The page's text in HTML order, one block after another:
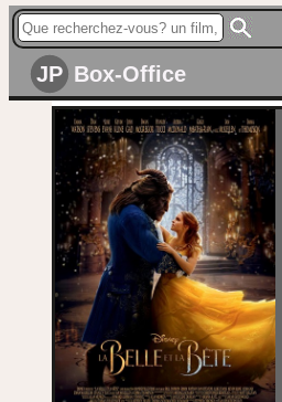
JP Box-Office